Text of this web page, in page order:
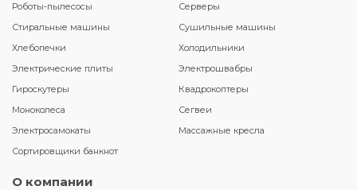
Роботы-пылесосы
Серверы
Стиральные машины
Сушильные машины
Хлебопечки
Холодильники
Электрические плиты
Электрошвабры
Гироскутеры
Квадрокоптеры
Моноколеса
Сегвеи
Электросамокаты
Массажные кресла
Сортировщики банкнот
О компании